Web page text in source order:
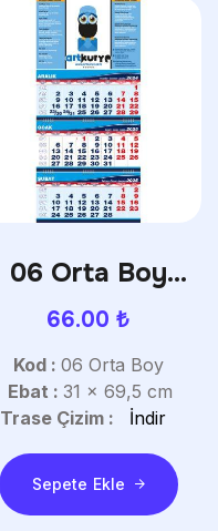
06 Orta Boy
Gemici Takvim
66.00 ₺
Kod : 06 Orta Boy
Ebat : 31 x 69,5 cm
Trase Çizim :
İndir
Sepete Ekle